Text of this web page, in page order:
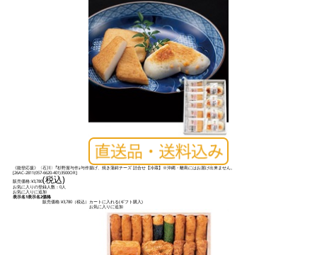
《能登応援》〈石川〉｢杉野屋与作｣与作揚げ、焼き蒲鉾チーズ 詰合せ【冷蔵】※沖縄・離島にはお届け出来ません。
[26AC-2811(057-6620-401)3500OR]
販売価格:¥3,780(税込)
お気に入りの登録人数：0人
お気に入りに追加
表示名1表示名2価格
販売価格:¥3,780（税込） カートに入れる(ギフト購入)
お気に入りに追加